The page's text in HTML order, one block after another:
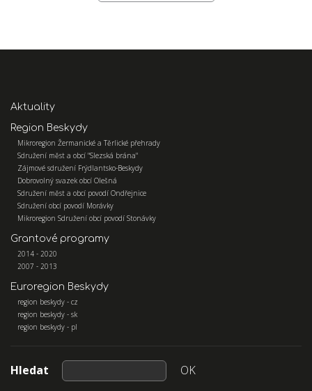
Aktuality
Region Beskydy
Mikroregion Žermanické a Těrlické přehrady
Sdružení měst a obcí "Slezská brána"
Zájmové sdružení Frýdlantsko-Beskydy
Dobrovolný svazek obcí Olešná
Sdružení měst a obcí povodí Ondřejnice
Sdružení obcí povodí Morávky
Mikroregion Sdružení obcí povodí Stonávky
Grantové programy
2014 - 2020
2007 - 2013
Euroregion Beskydy
region beskydy - cz
region beskydy - sk
region beskydy - pl
Hledat OK